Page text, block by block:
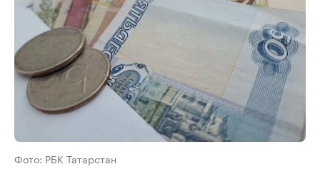
Фото: РБК Татарстан